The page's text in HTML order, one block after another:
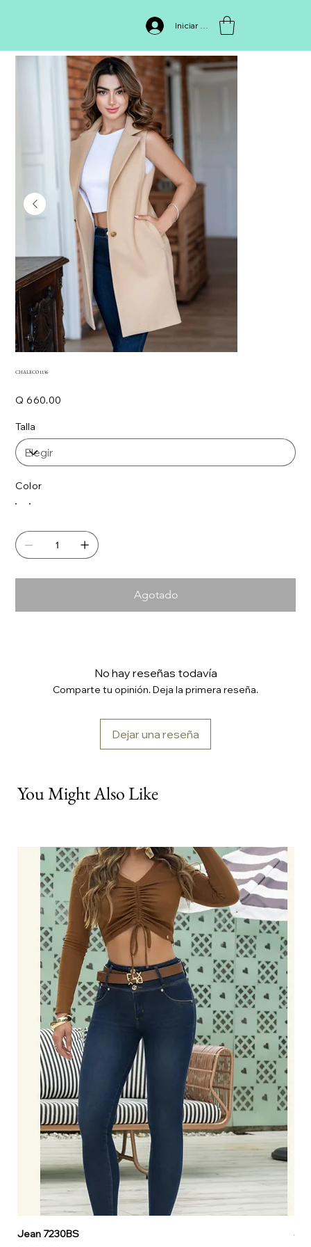
Iniciar sesión
CHALECO 1136
Q 660.00
Talla
Color
Agotado
No hay reseñas todavía
Comparte tu opinión. Deja la primera reseña.
Dejar una reseña
You Might Also Like
Jean 7230BS